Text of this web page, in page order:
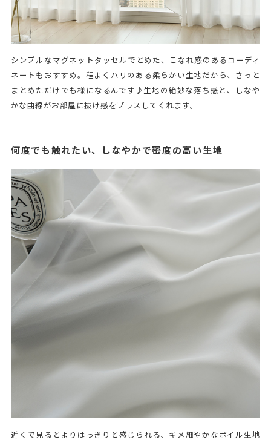
シンプルなマグネットタッセルでとめた、こなれ感のあるコーディ
ネートもおすすめ。程よくハリのある柔らかい生地だから、さっと
まとめただけでも様になるんです♪生地の絶妙な落ち感と、しなや
かな曲線がお部屋に抜け感をプラスしてくれます。
何度でも触れたい、しなやかで密度の高い生地
近くで見るとよりはっきりと感じられる、キメ細やかなボイル生地